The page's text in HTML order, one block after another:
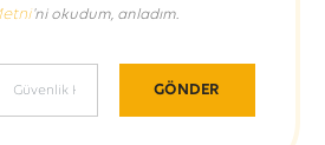
'ni okudum, anladım.